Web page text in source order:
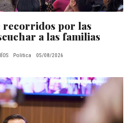
recorridos por las
a las familias
Politica 05/08/2026